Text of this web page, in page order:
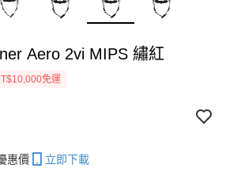
Aero 2vi MIPS 繡紅
免運
惠價 立即下載